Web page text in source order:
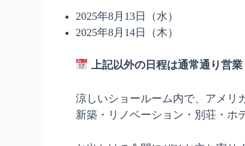
2025年8月13日（水）
2025年8月14日（木）
上記以外の日程は通常通り営業
涼しいショールーム内で、アメリ
新築・リノベーション・別荘・ホ